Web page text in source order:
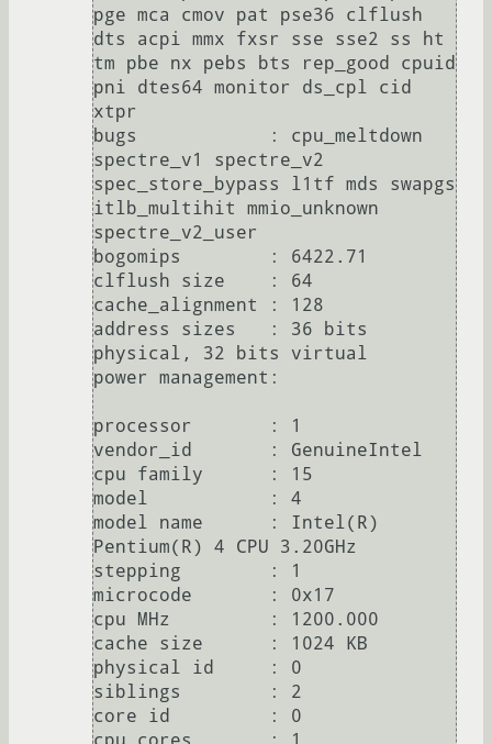
pge mca cmov pat pse36 clflush
dts acpi mmx fxsr sse sse2 ss ht
tm pbe nx pebs bts rep_good cpuid
pni dtes64 monitor ds_cpl cid
xtpr
bugs		: cpu_meltdown
spectre_v1 spectre_v2
spec_store_bypass l1tf mds swapgs
itlb_multihit mmio_unknown
spectre_v2_user
bogomips	: 6422.71
clflush size	: 64
cache_alignment	: 128
address sizes	: 36 bits
physical, 32 bits virtual
power management:
processor	: 1
vendor_id	: GenuineIntel
cpu family	: 15
model		: 4
model name	: Intel(R)
Pentium(R) 4 CPU 3.20GHz
stepping	: 1
microcode	: 0x17
cpu MHz		: 1200.000
cache size	: 1024 KB
physical id	: 0
siblings	: 2
core id		: 0